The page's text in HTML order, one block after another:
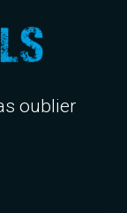
oublier